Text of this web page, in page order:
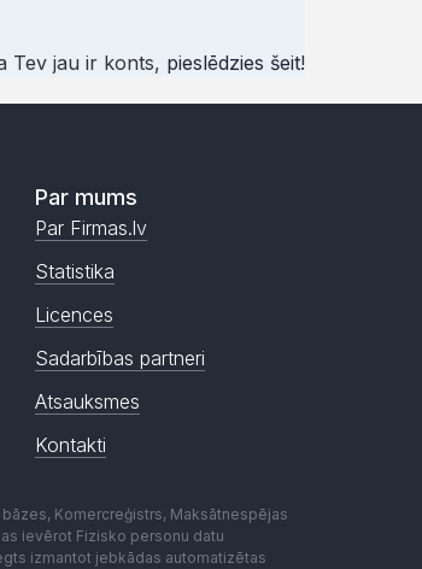
Tev jau ir konts, pieslēdzies šeit!
Par mums
Par Firmas.lv
Statistika
Licences
Sadarbības partneri
Atsauksmes
Kontakti
Komercreģistrs, Maksātnespējas
ievērot Fizisko personu datu
izmantot jebkādas automatizētas